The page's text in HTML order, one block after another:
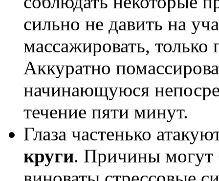
сильно не давить на
массажировать,
Аккуратно
начинающуюся
течение пяти минут.
Глаза частенько
круги. Причины могут